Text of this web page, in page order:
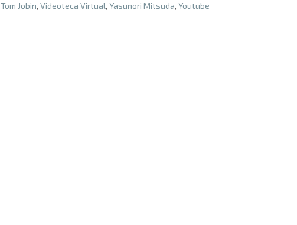
Tom Jobin, Videoteca Virtual, Yasunori Mitsuda, Youtube